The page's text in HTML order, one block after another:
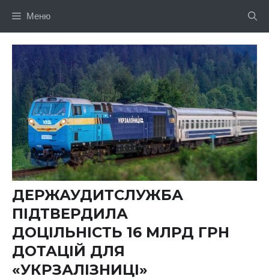
Меню
ДЕРЖАУДИТСЛУЖБА
ПІДТВЕРДИЛА
ДОЦІЛЬНІСТЬ 16 МЛРД ГРН
ДОТАЦІЙ ДЛЯ
«УКРЗАЛІЗНИЦІ»